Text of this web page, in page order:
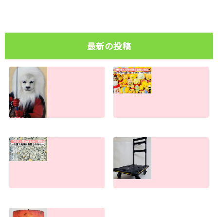
最新の投稿
古い物・キズ汚れ
があっても売れま
す！
分のお手伝いしま
とめて買取しま